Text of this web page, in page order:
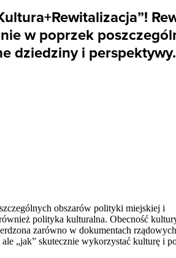
w poprzek
dziedziny i
obszarów polityki miejskiej i
polityka kulturalna. Obecność
zarówno w dokumentach
„jak” skutecznie wykorzystać kulturę i